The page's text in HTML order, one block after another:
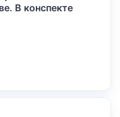
В конспекте